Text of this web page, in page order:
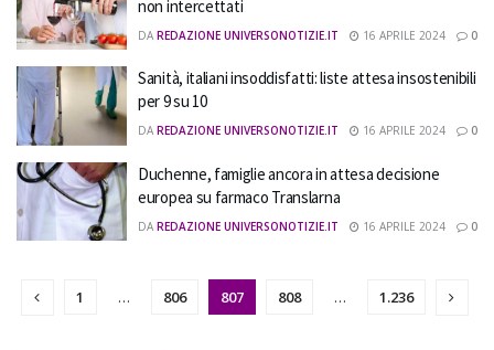
non intercettati
DA REDAZIONE UNIVERSONOTIZIE.IT 16 APRILE 2024 0
Sanità, italiani insoddisfatti: liste attesa insostenibili
per 9 su 10
DA REDAZIONE UNIVERSONOTIZIE.IT 16 APRILE 2024 0
Duchenne, famiglie ancora in attesa decisione
europea su farmaco Translarna
DA REDAZIONE UNIVERSONOTIZIE.IT 16 APRILE 2024 0
1 … 806 807 808 … 1.236